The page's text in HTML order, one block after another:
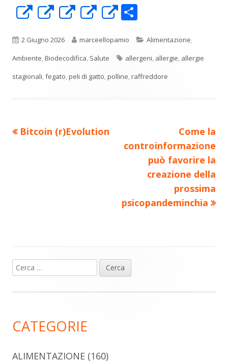
Apre
una
nuova
finestra
Apre
una
nuova
finestra
Apre
una
nuova
finestra
Apre
una
nuova
finestra
Apre
una
nuova
finestra
n
di
vi
Pubblicato
2 Giugno 2026 Autore
marceellopamio Categorie
Alimentazione,
Ambiente,Biodecodifica, Salute Tag
allergeni, allergie, allergie
stagionali,fegato,peli di gatto,polline,raffreddore
Navigazione
Precedente
Bitcoin (r)Evolution
Nuovo
articolo:
Come la
controinformazione
può favorire la
creazione della
prossima
psicopandeminchia
Barra
laterale
Ricerca
per:
CATEGORIE
ALIMENTAZIONE (160)